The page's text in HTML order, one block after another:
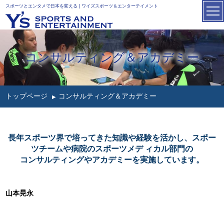
スポーツとエンタメで日本を変える | ワイズスポーツ＆エンターテイメント
コンサルティング＆アカデミー
トップページ コンサルティング＆アカデミー
長年スポーツ界で培ってきた知識や経験を活かし、スポー
ツチームや病院のスポーツメデ ィカル部門の
コンサルティングやアカデミーを実施しています。
山本晃永